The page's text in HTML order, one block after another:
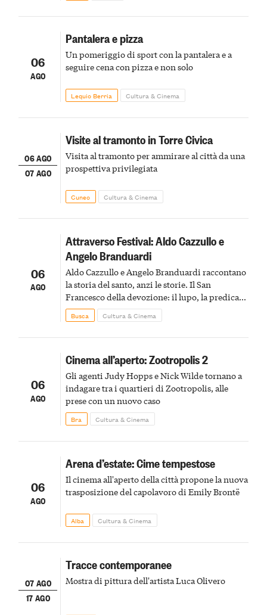
06
AGO
Pantalera e pizza
Un pomeriggio di sport con la pantalera e a
seguire cena con pizza e non solo
Lequio Berria Cultura & Cinema
06 AGO
07 AGO
Visite al tramonto in Torre Civica
Visita al tramonto per ammirare al città da una
prospettiva privilegiata
Cuneo Cultura & Cinema
06
AGO
Attraverso Festival: Aldo Cazzullo e
Angelo Branduardi
Aldo Cazzullo e Angelo Branduardi raccontano
la storia del santo, anzi le storie. Il San
Francesco della devozione: il lupo, la predica
agli uccelli, le stimmate
Busca Cultura & Cinema
06
AGO
Cinema all’aperto: Zootropolis 2
Gli agenti Judy Hopps e Nick Wilde tornano a
indagare tra i quartieri di Zootropolis, alle
prese con un nuovo caso
Bra Cultura & Cinema
06
AGO
Arena d’estate: Cime tempestose
Il cinema all'aperto della città propone la nuova
trasposizione del capolavoro di Emily Brontë
Alba Cultura & Cinema
07 AGO
17 AGO
Tracce contemporanee
Mostra di pittura dell'artista Luca Olivero